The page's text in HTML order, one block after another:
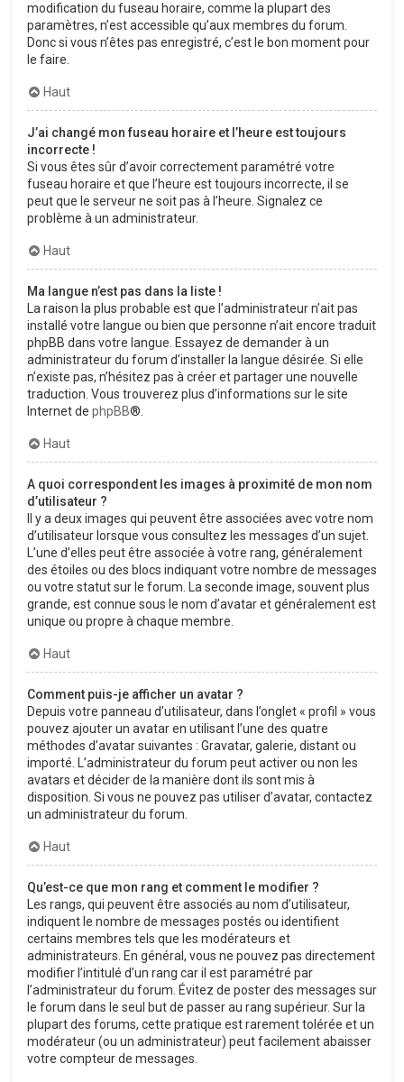
modification du fuseau horaire, comme la plupart des
paramètres, n’est accessible qu’aux membres du forum.
Donc si vous n’êtes pas enregistré, c’est le bon moment pour
le faire.
Haut
J’ai changé mon fuseau horaire et l’heure est toujours
incorrecte !
Si vous êtes sûr d’avoir correctement paramétré votre
fuseau horaire et que l’heure est toujours incorrecte, il se
peut que le serveur ne soit pas à l’heure. Signalez ce
problème à un administrateur.
Haut
Ma langue n’est pas dans la liste !
La raison la plus probable est que l’administrateur n’ait pas
installé votre langue ou bien que personne n’ait encore traduit
phpBB dans votre langue. Essayez de demander à un
administrateur du forum d’installer la langue désirée. Si elle
n’existe pas, n’hésitez pas à créer et partager une nouvelle
traduction. Vous trouverez plus d’informations sur le site
Internet de phpBB®.
Haut
A quoi correspondent les images à proximité de mon nom
d’utilisateur ?
Il y a deux images qui peuvent être associées avec votre nom
d’utilisateur lorsque vous consultez les messages d’un sujet.
L’une d’elles peut être associée à votre rang, généralement
des étoiles ou des blocs indiquant votre nombre de messages
ou votre statut sur le forum. La seconde image, souvent plus
grande, est connue sous le nom d’avatar et généralement est
unique ou propre à chaque membre.
Haut
Comment puis-je afficher un avatar ?
Depuis votre panneau d’utilisateur, dans l’onglet « profil » vous
pouvez ajouter un avatar en utilisant l’une des quatre
méthodes d’avatar suivantes : Gravatar, galerie, distant ou
importé. L’administrateur du forum peut activer ou non les
avatars et décider de la manière dont ils sont mis à
disposition. Si vous ne pouvez pas utiliser d’avatar, contactez
un administrateur du forum.
Haut
Qu’est-ce que mon rang et comment le modifier ?
Les rangs, qui peuvent être associés au nom d’utilisateur,
indiquent le nombre de messages postés ou identifient
certains membres tels que les modérateurs et
administrateurs. En général, vous ne pouvez pas directement
modifier l’intitulé d’un rang car il est paramétré par
l’administrateur du forum. Évitez de poster des messages sur
le forum dans le seul but de passer au rang supérieur. Sur la
plupart des forums, cette pratique est rarement tolérée et un
modérateur (ou un administrateur) peut facilement abaisser
votre compteur de messages.